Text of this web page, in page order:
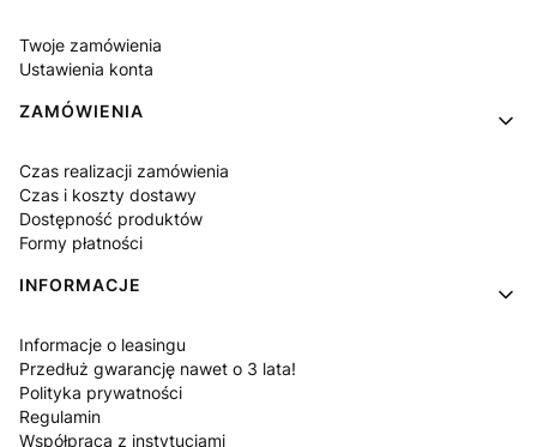
Twoje zamówienia
Ustawienia konta
ZAMÓWIENIA
Czas realizacji zamówienia
Czas i koszty dostawy
Dostępność produktów
Formy płatności
INFORMACJE
Informacje o leasingu
Przedłuż gwarancję nawet o 3 lata!
Polityka prywatności
Regulamin
Współpraca z instytucjami